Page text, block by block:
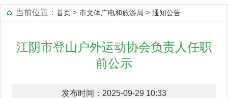
当前位置： 首页 > 市文体广电和旅游局 > 通知公告
江阴市登山户外运动协会负责人任职
前公示
发布时间：2025-09-29 10:33